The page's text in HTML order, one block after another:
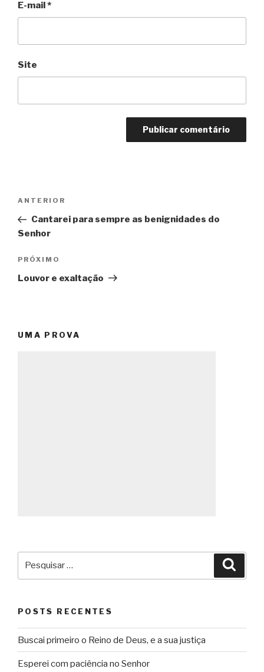
E-mail*
Site
Post
Post
anterior
ANTERIOR
Cantarei para sempre as benignidades do
Senhor
Próximo
post
PRÓXIMO
Louvor e exaltação
UMA PROVA
POSTS RECENTES
Buscai primeiro o Reino de Deus, e a sua justiça
Esperei com paciência no Senhor